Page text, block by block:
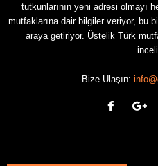
tutkunlarının yeni adresi olmayı
mutfaklarına dair bilgiler veriyor, bu
araya getiriyor. Üstelik Türk
Bize Ulaşın: